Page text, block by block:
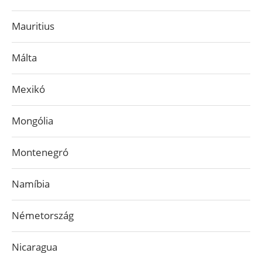
Mauritius
Málta
Mexikó
Mongólia
Montenegró
Namíbia
Németország
Nicaragua